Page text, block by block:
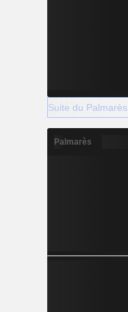
Suite du Palmarès
Palmarès